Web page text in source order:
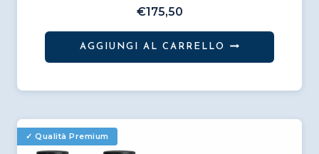
€175,50
AGGIUNGI AL CARRELLO